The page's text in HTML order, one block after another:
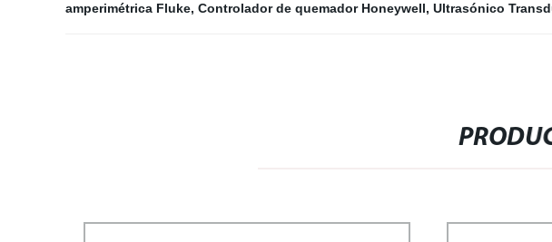
amperimétrica Fluke, Controlador de quemador Honeywell, Ultrasónico